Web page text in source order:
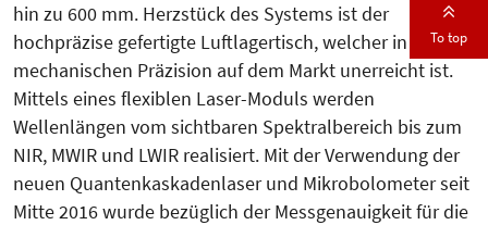
hin zu 600 mm. Herzstück des Systems ist der
hochpräzise gefertigte Luftlagertisch, welcher in seiner
mechanischen Prä­zi­sion auf dem Markt unerreicht ist.
Mittels eines flexiblen Laser-Mo­duls werden
Wellenlängen vom sichtba­ren Spektralbereich bis zum
NIR, MWIR und LWIR realisiert. Mit der Verwendung der
neuen Quan­ten­kaskadenlaser und Mikro­bolo­me­ter seit
Mitte 2016 wurde bezüglich der Messgenauigkeit für die
To top